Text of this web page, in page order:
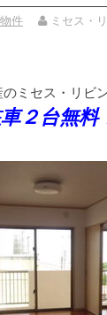
件 ミセス・
ミセス・リビ
２台無